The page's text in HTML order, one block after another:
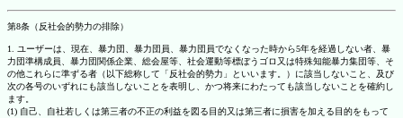
第8条（反社会的勢力の排除）
1. ユーザーは、現在、暴力団、暴力団員、暴力団員でなくなった時から5年を経過しない者、暴
力団準構成員、暴力団関係企業、総会屋等、社会運動等標ぼうゴロ又は特殊知能暴力集団等、そ
の他これらに準ずる者（以下総称して「反社会的勢力」といいます。）に該当しないこと、及び
次の各号のいずれにも該当しないことを表明し、かつ将来にわたっても該当しないことを確約し
ます。
(1) 自己、自社若しくは第三者の不正の利益を図る目的又は第三者に損害を加える目的をもって